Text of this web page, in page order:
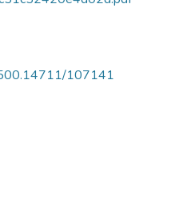
107141